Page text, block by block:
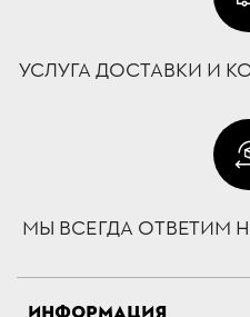
УСЛУГА ДОСТАВКИ И
МЫ ВСЕГДА ОТВЕТИМ
ИНФОРМАЦИЯ